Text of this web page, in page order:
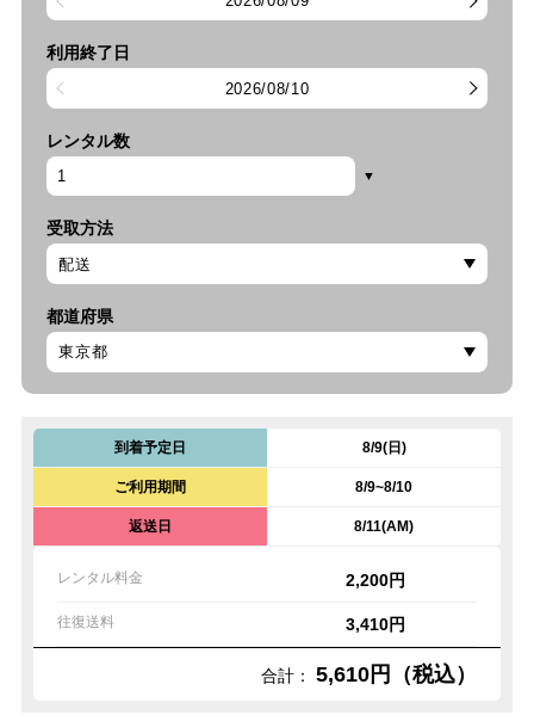
利用終了日
2026/08/10
レンタル数
受取方法
都道府県
到着予定日 8/9(日)
ご利用期間 8/9~8/10
返送日 8/11(AM)
レンタル料金 2,200円
往復送料 3,410円
合計： 5,610円（税込）